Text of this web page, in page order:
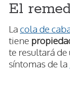
El
La cola de
tiene
te resultará
síntomas de la